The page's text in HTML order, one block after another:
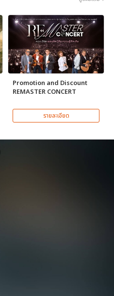
Promotion and Discount
REMASTER CONCERT
รายละเอียด